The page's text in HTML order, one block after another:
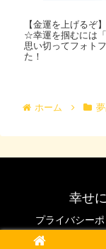
【金運を上げるぞ
☆幸運を掴むには「
思い切ってフォト
た！
ホーム
幸せ
プライバシー
©